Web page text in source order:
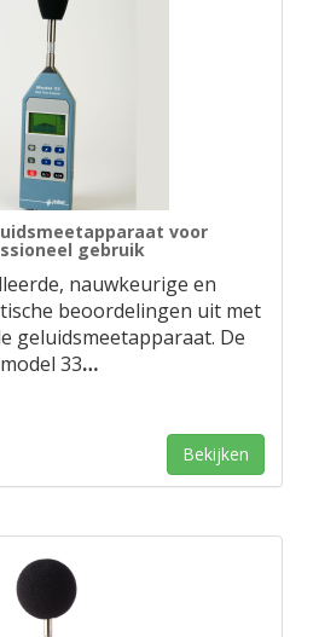
voor
gebruik
nauwkeurige en
beoordelingen uit met
geluidsmeetapparaat. De
model 33…
Bekijken